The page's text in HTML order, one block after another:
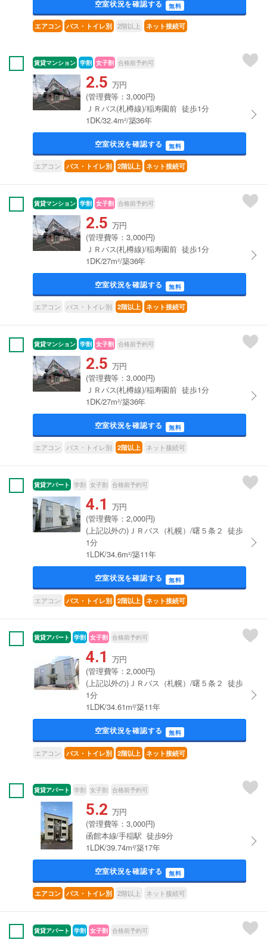
空室状況を確認する 無料
エアコン バス・トイレ別 2階以上 ネット接続可
賃貸マンション 学割 女子割 合格前予約可
2.5 万円
(管理費等：3,000円)
ＪＲバス(札樽線)/稲寿園前 徒歩1分
1DK/32.4m²/築36年
空室状況を確認する 無料
エアコン バス・トイレ別 2階以上 ネット接続可
賃貸マンション 学割 女子割 合格前予約可
2.5 万円
(管理費等：3,000円)
ＪＲバス(札樽線)/稲寿園前 徒歩1分
1DK/27m²/築36年
空室状況を確認する 無料
エアコン バス・トイレ別 2階以上 ネット接続可
賃貸マンション 学割 女子割 合格前予約可
2.5 万円
(管理費等：3,000円)
ＪＲバス(札樽線)/稲寿園前 徒歩1分
1DK/27m²/築36年
空室状況を確認する 無料
エアコン バス・トイレ別 2階以上 ネット接続可
賃貸アパート 学割 女子割 合格前予約可
4.1 万円
(管理費等：2,000円)
(上記以外の)ＪＲバス（札幌）/曙５条２ 徒歩
1分
1LDK/34.6m²/築11年
空室状況を確認する 無料
エアコン バス・トイレ別 2階以上 ネット接続可
賃貸アパート 学割 女子割 合格前予約可
4.1 万円
(管理費等：2,000円)
(上記以外の)ＪＲバス（札幌）/曙５条２ 徒歩
1分
1LDK/34.61m²/築11年
空室状況を確認する 無料
エアコン バス・トイレ別 2階以上 ネット接続可
賃貸アパート 学割 女子割 合格前予約可
5.2 万円
(管理費等：3,000円)
函館本線/手稲駅 徒歩9分
1LDK/39.74m²/築17年
空室状況を確認する 無料
エアコン バス・トイレ別 2階以上 ネット接続可
賃貸アパート 学割 女子割 合格前予約可